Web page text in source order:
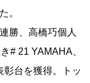
。
勝、高橋巧個人
# 21 YAMAHA、
彰台を獲得。トッ